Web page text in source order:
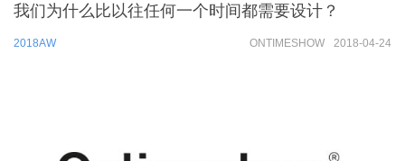
2018AW
我们为什么比以往任何一个时间都需要设计？
ONTIMESHOW 2018-04-24